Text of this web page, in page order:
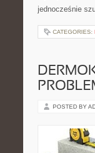
jednocześnie
CATEGORIES:
POSTED BY